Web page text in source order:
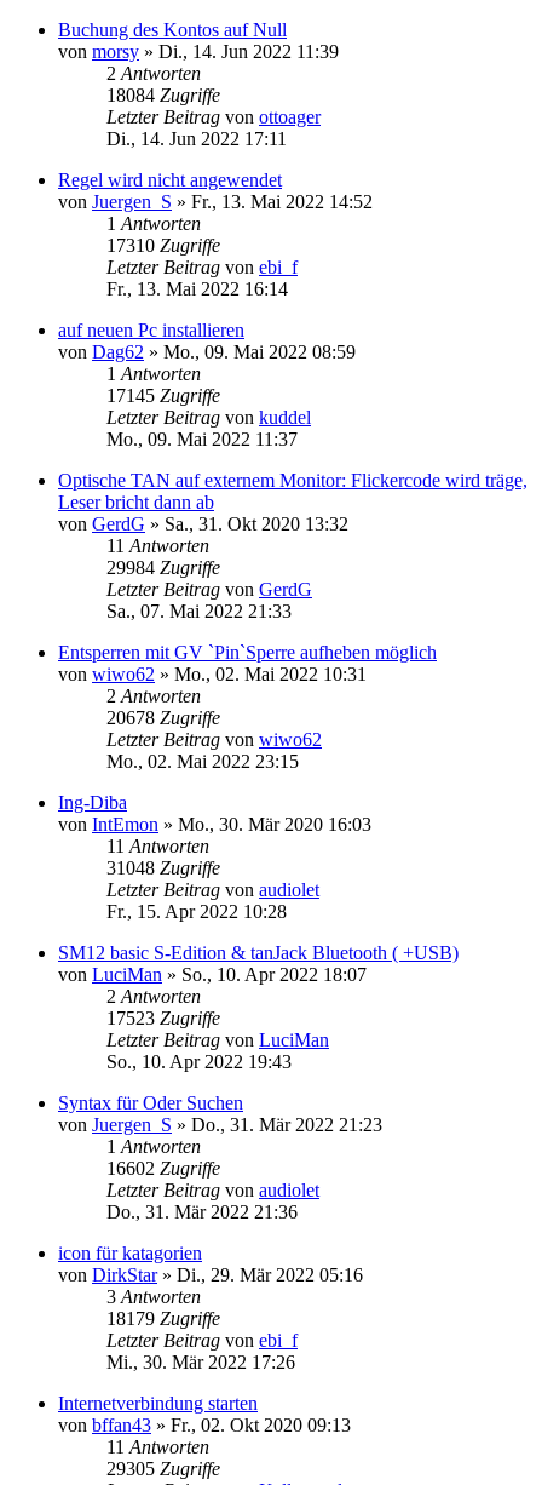
Buchung des Kontos auf Null
von morsy » Di., 14. Jun 2022 11:39
2 Antworten
18084 Zugriffe
Letzter Beitrag von ottoager
Di., 14. Jun 2022 17:11
Regel wird nicht angewendet
von Juergen_S » Fr., 13. Mai 2022 14:52
1 Antworten
17310 Zugriffe
Letzter Beitrag von ebi_f
Fr., 13. Mai 2022 16:14
auf neuen Pc installieren
von Dag62 » Mo., 09. Mai 2022 08:59
1 Antworten
17145 Zugriffe
Letzter Beitrag von kuddel
Mo., 09. Mai 2022 11:37
Optische TAN auf externem Monitor: Flickercode wird träge,
Leser bricht dann ab
von GerdG » Sa., 31. Okt 2020 13:32
11 Antworten
29984 Zugriffe
Letzter Beitrag von GerdG
Sa., 07. Mai 2022 21:33
Entsperren mit GV `Pin`Sperre aufheben möglich
von wiwo62 » Mo., 02. Mai 2022 10:31
2 Antworten
20678 Zugriffe
Letzter Beitrag von wiwo62
Mo., 02. Mai 2022 23:15
Ing-Diba
von IntEmon » Mo., 30. Mär 2020 16:03
11 Antworten
31048 Zugriffe
Letzter Beitrag von audiolet
Fr., 15. Apr 2022 10:28
SM12 basic S-Edition & tanJack Bluetooth ( +USB)
von LuciMan » So., 10. Apr 2022 18:07
2 Antworten
17523 Zugriffe
Letzter Beitrag von LuciMan
So., 10. Apr 2022 19:43
Syntax für Oder Suchen
von Juergen_S » Do., 31. Mär 2022 21:23
1 Antworten
16602 Zugriffe
Letzter Beitrag von audiolet
Do., 31. Mär 2022 21:36
icon für katagorien
von DirkStar» Di., 29. Mär 2022 05:16
3 Antworten
18179 Zugriffe
Letzter Beitrag von ebi_f
Mi., 30. Mär 2022 17:26
Internetverbindung starten
von bffan43 » Fr., 02. Okt 2020 09:13
11 Antworten
29305 Zugriffe